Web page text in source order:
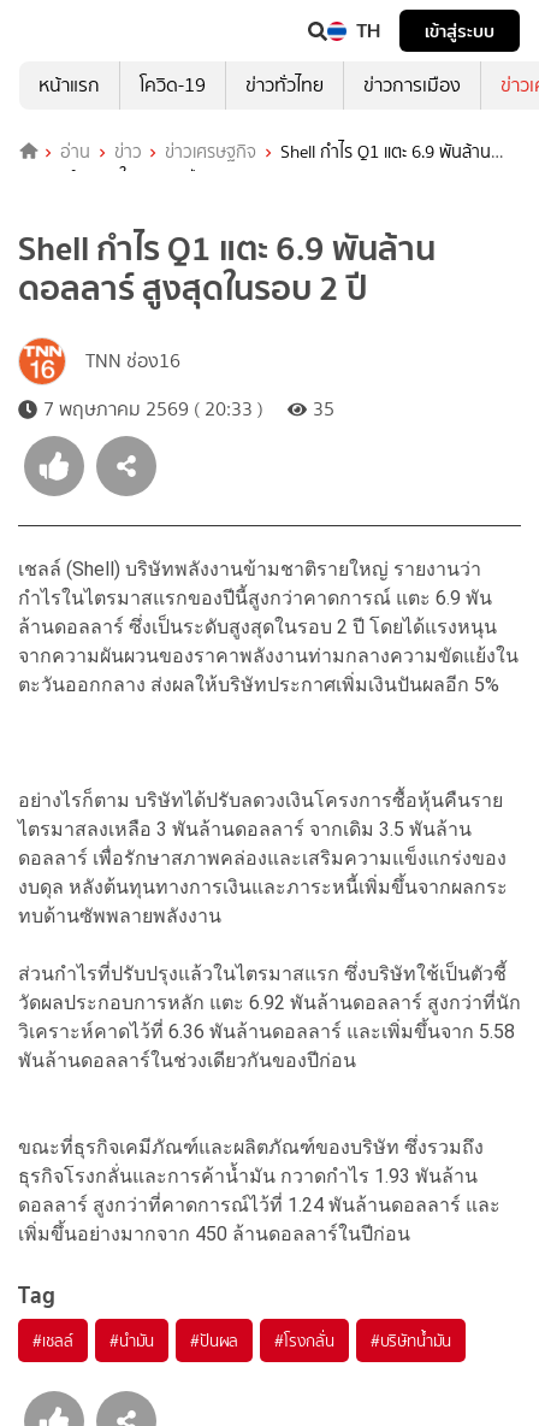
TH
เข้าสู่ระบบ
หน้าแรก
โควิด-19 ข่าวทั่วไทย ข่าวการเมือง ข่าว
อ่าน ข่าว ข่าวเศรษฐกิจ
Shell กำไร Q1 แตะ 6.9 พันล้าน
ดอลลาร์ สูงสุดในรอบ 2 ปี
Shell กำไร Q1 แตะ 6.9 พันล้าน
ดอลลาร์ สูงสุดในรอบ 2 ปี
TNN ช่อง16
7 พฤษภาคม 2569 ( 20:33 )
35
เชลล์ (Shell) บริษัทพลังงานข้ามชาติรายใหญ่ รายงานว่า
กำไรในไตรมาสแรกของปีนี้สูงกว่าคาดการณ์ แตะ 6.9 พัน
ล้านดอลลาร์ ซึ่งเป็นระดับสูงสุดในรอบ 2 ปี โดยได้แรงหนุน
จากความผันผวนของราคาพลังงานท่ามกลางความขัดแย้งใน
ตะวันออกกลาง ส่งผลให้บริษัทประกาศเพิ่มเงินปันผลอีก 5%
อย่างไรก็ตาม บริษัทได้ปรับลดวงเงินโครงการซื้อหุ้นคืนราย
ไตรมาสลงเหลือ 3 พันล้านดอลลาร์ จากเดิม 3.5 พันล้าน
ดอลลาร์ เพื่อรักษาสภาพคล่องและเสริมความแข็งแกร่งของ
งบดุล หลังต้นทุนทางการเงินและภาระหนี้เพิ่มขึ้นจากผลกระ
ทบด้านซัพพลายพลังงาน
ส่วนกำไรที่ปรับปรุงแล้วในไตรมาสแรก ซึ่งบริษัทใช้เป็นตัวชี้
วัดผลประกอบการหลัก แตะ 6.92 พันล้านดอลลาร์ สูงกว่าที่นัก
วิเคราะห์คาดไว้ที่ 6.36 พันล้านดอลลาร์ และเพิ่มขึ้นจาก 5.58
พันล้านดอลลาร์ในช่วงเดียวกันของปีก่อน
ขณะที่ธุรกิจเคมีภัณฑ์และผลิตภัณฑ์ของบริษัท ซึ่งรวมถึง
ธุรกิจโรงกลั่นและการค้าน้ำมัน กวาดกำไร 1.93 พันล้าน
ดอลลาร์ สูงกว่าที่คาดการณ์ไว้ที่ 1.24 พันล้านดอลลาร์ และ
เพิ่มขึ้นอย่างมากจาก 450 ล้านดอลลาร์ในปีก่อน
Tag
#เชลล์ #นำมัน #ปันผล #โรงกลั่น #บริษัทน้ำมัน